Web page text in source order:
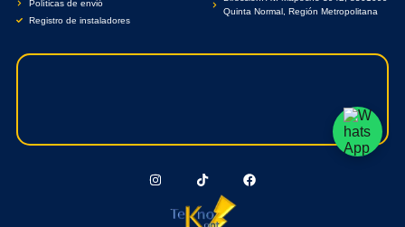
Políticas de envió
Registro de instaladores
Quinta Normal, Región Metropolitana